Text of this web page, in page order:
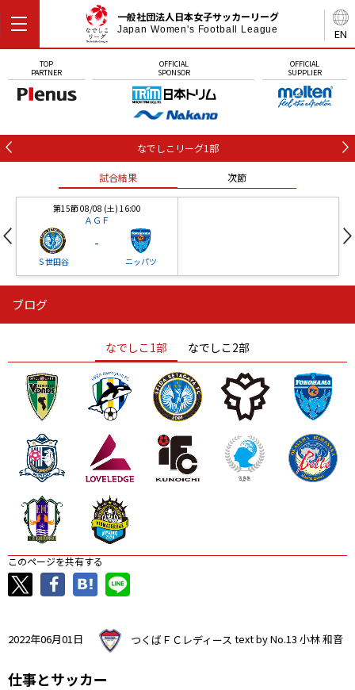
EN
一般社団法人日本女子サッカーリーグ
Japan Women's Football League
TOP
PARTNER
OFFICIAL
SPONSOR
OFFICIAL
SUPPLIER
なでしこリーグ1部
試合結果 次節
第15節 08/08 (土) 16:00
ＡＧＦ
Ｓ世田谷
-
ニッパツ
ニッパツ
ニッパツ 名古屋
石人の星
静岡 愛媛Ｌ
ブログ
なでしこ1部 なでしこ2部
このページを共有する
2022年06月01日 つくばＦＣレディース text by No.13 小林 和音
仕事とサッカー